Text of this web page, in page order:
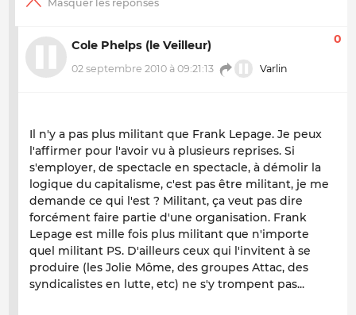
Cole Phelps (le Veilleur)
02 septembre 2010 à 09:21:13 Varlin
0
Il n'y a pas plus militant que Frank Lepage. Je peux
l'affirmer pour l'avoir vu à plusieurs reprises. Si
s'employer, de spectacle en spectacle, à démolir la
logique du capitalisme, c'est pas être militant, je me
demande ce qui l'est ? Militant, ça veut pas dire
forcément faire partie d'une organisation. Frank
Lepage est mille fois plus militant que n'importe
quel militant PS. D'ailleurs ceux qui l'invitent à se
produire (les Jolie Môme, des groupes Attac, des
syndicalistes en lutte, etc) ne s'y trompent pas...